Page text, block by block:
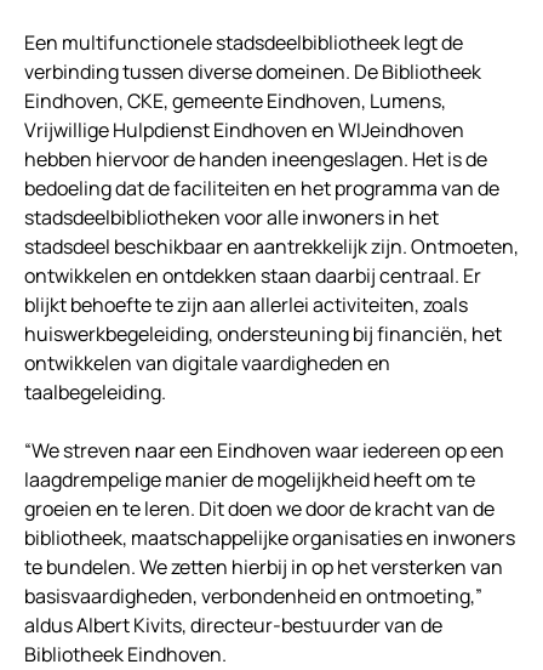
Een multifunctionele stadsdeelbibliotheek legt de
verbinding tussen diverse domeinen. De Bibliotheek
Eindhoven, CKE, gemeente Eindhoven, Lumens,
Vrijwillige Hulpdienst Eindhoven en WIJeindhoven
hebben hiervoor de handen ineengeslagen. Het is de
bedoeling dat de faciliteiten en het programma van de
stadsdeelbibliotheken voor alle inwoners in het
stadsdeel beschikbaar en aantrekkelijk zijn. Ontmoeten,
ontwikkelen en ontdekken staan daarbij centraal. Er
blijkt behoefte te zijn aan allerlei activiteiten, zoals
huiswerkbegeleiding, ondersteuning bij financiën, het
ontwikkelen van digitale vaardigheden en
taalbegeleiding.
“We streven naar een Eindhoven waar iedereen op een
laagdrempelige manier de mogelijkheid heeft om te
groeien en te leren. Dit doen we door de kracht van de
bibliotheek, maatschappelijke organisaties en inwoners
te bundelen. We zetten hierbij in op het versterken van
basisvaardigheden, verbondenheid en ontmoeting,”
aldus Albert Kivits, directeur-bestuurder van de
Bibliotheek Eindhoven.